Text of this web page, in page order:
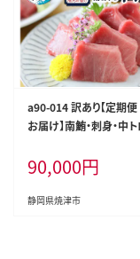
a90-014 訳あり【定期
お届け】南鮪・刺身・中
90,000円
静岡県焼津市